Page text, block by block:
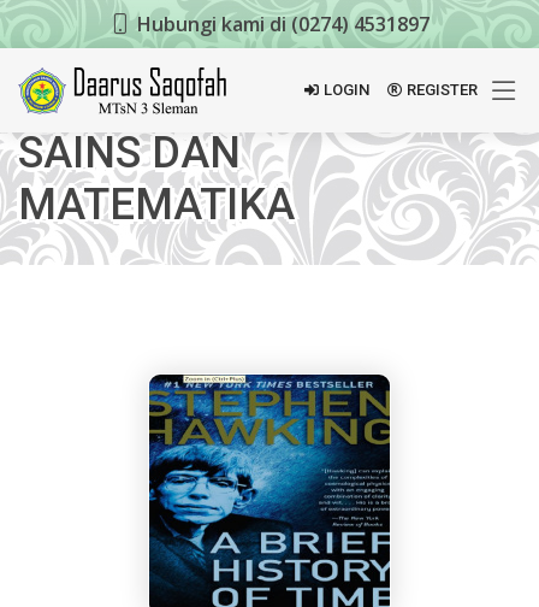
Hubungi kami di (0274) 4531897
LOGIN REGISTER
SAINS DAN
MATEMATIKA